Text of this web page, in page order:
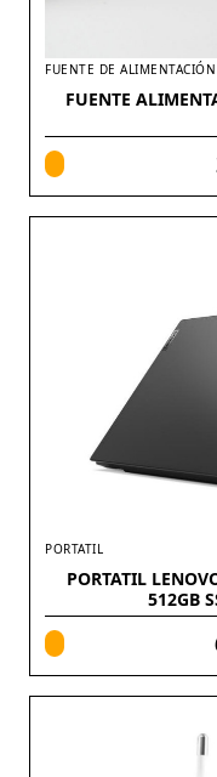
FUENTE DE ALIMENTACIÓN
FUENTE
PORTATIL
PORTATIL
512GB